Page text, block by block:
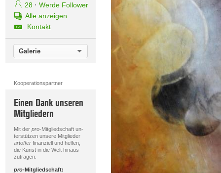
28 · Werde Follower
Alle anzeigen
Kontakt
Galerie
Kooperationspartner
Einen Dank unseren
Mitgliedern
Mit der pro-Mitgliedschaft un-
terstützen unsere Mitglieder
artofferfinanziell und helfen,
die Kunst in die Welt hinaus-
zutragen.
pro-Mitgliedschaft: